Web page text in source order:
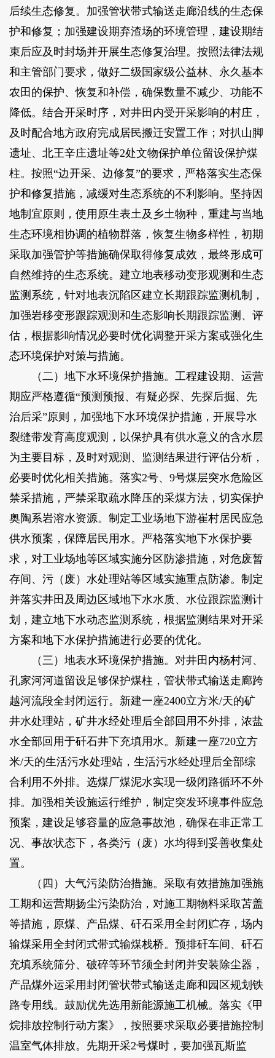
后续生态修复。加强管状带式输送走廊沿线的生态保
护和修复；加强建设期弃渣场的环境管理，建设期结
束后应及时封场并开展生态修复治理。按照法律法规
和主管部门要求，做好二级国家级公益林、永久基本
农田的保护、恢复和补偿，确保数量不减少、功能不
降低。结合开采时序，对井田内受开采影响的村庄，
及时配合地方政府完成居民搬迁安置工作；对扒山脚
遗址、北王辛庄遗址等2处文物保护单位留设保护煤
柱。按照“边开采、边修复”的要求，严格落实生态保
护和修复措施，减缓对生态系统的不利影响。坚持因
地制宜原则，使用原生表土及乡土物种，重建与当地
生态环境相协调的植物群落，恢复生物多样性，初期
采取加强管护等措施确保取得修复成效，最终形成可
自然维持的生态系统。建立地表移动变形观测和生态
监测系统，针对地表沉陷区建立长期跟踪监测机制，
加强岩移变形跟踪观测和生态影响长期跟踪监测、评
估，根据影响情况必要时优化调整开采方案或强化生
态环境保护对策与措施。
（二）地下水环境保护措施。工程建设期、运营
期应严格遵循“预测预报、有疑必探、先探后掘、先
治后采”原则，加强地下水环境保护措施，开展导水
裂缝带发育高度观测，以保护具有供水意义的含水层
为主要目标，及时对观测、监测结果进行评估分析，
必要时优化相关措施。落实2号、9号煤层突水危险区
禁采措施，严禁采取疏水降压的采煤方法，切实保护
奥陶系岩溶水资源。制定工业场地下游崔村居民应急
供水预案，保障居民用水。严格落实地下水保护要
求，对工业场地等区域实施分区防渗措施，对危废暂
存间、污（废）水处理站等区域实施重点防渗。制定
并落实井田及周边区域地下水水质、水位跟踪监测计
划，建立地下水动态监测系统，根据监测结果对开采
方案和地下水保护措施进行必要的优化。
（三）地表水环境保护措施。对井田内杨村河、
孔家河河道留设足够保护煤柱，管状带式输送走廊跨
越河流段全封闭运行。新建一座2400立方米/天的矿
井水处理站，矿井水经处理后全部回用不外排，浓盐
水全部回用于矸石井下充填用水。新建一座720立方
米/天的生活污水处理站，生活污水经处理后全部综
合利用不外排。选煤厂煤泥水实现一级闭路循环不外
排。加强相关设施运行维护，制定突发环境事件应急
预案，建设足够容量的应急事故池，确保在非正常工
况、事故状态下，各类污（废）水均得到妥善收集处
置。
（四）大气污染防治措施。采取有效措施加强施
工期和运营期扬尘污染防治，对施工期物料采取苫盖
等措施，原煤、产品煤、矸石采用全封闭贮存，场内
输煤采用全封闭式带式输煤栈桥。预排矸车间、矸石
充填系统筛分、破碎等环节须全封闭并安装除尘器，
产品煤外运采用封闭管状带式输送走廊和园区规划铁
路专用线。鼓励优先选用新能源施工机械。落实《甲
烷排放控制行动方案》，按照要求采取必要措施控制
温室气体排放。先期开采2号煤时，要加强瓦斯监